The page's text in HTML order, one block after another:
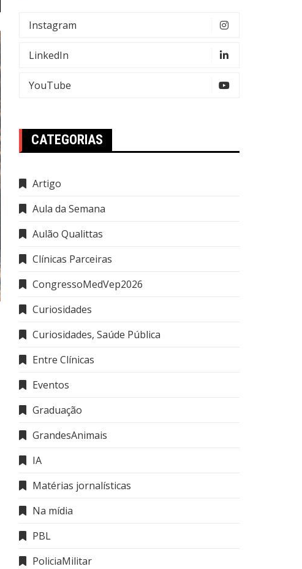
Instagram
LinkedIn
YouTube
CATEGORIAS
Artigo
Aula da Semana
Aulão Qualittas
Clínicas Parceiras
CongressoMedVep2026
Curiosidades
Curiosidades, Saúde Pública
Entre Clínicas
Eventos
Graduação
GrandesAnimais
IA
Matérias jornalísticas
Na mídia
PBL
PoliciaMilitar